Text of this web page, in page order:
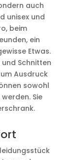
auch
unisex und
beim
ein
Etwas.
Schnitten
Ausdruck
sowohl
Sie